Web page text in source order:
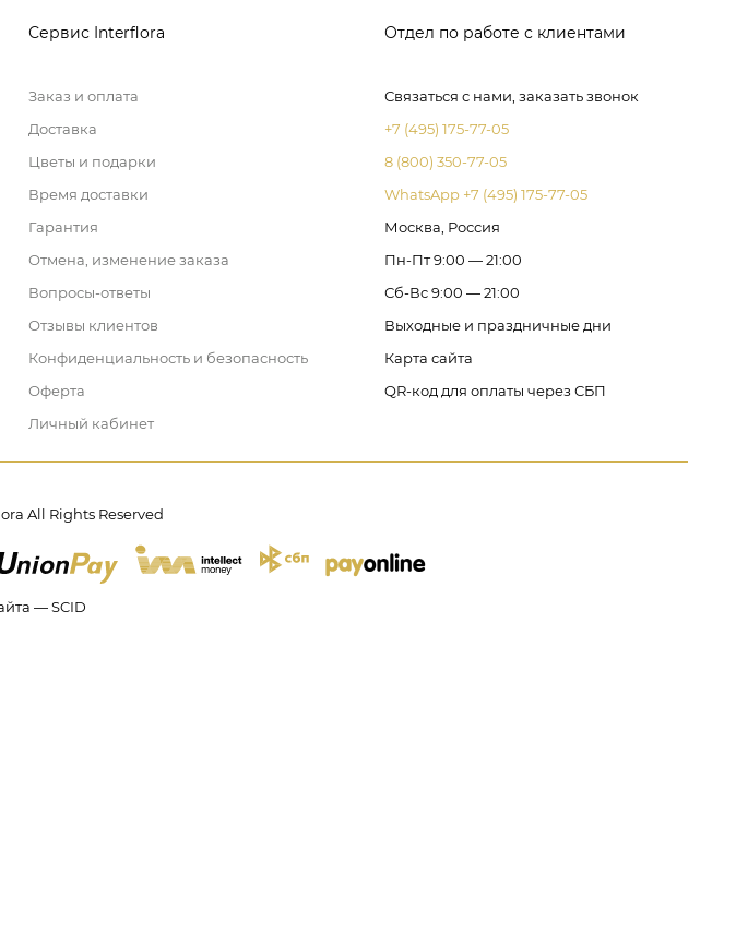
Сервис Interflora
Заказ и оплата
Доставка
Цветы и подарки
Время доставки
Гарантия
Отмена, изменение заказа
Вопросы-ответы
Отзывы клиентов
Конфиденциальность и безопасность
Оферта
Личный кабинет
Отдел по работе с клиентами
Связаться с нами, заказать звонок
+7 (495) 175-77-05
8 (800) 350-77-05
WhatsApp +7 (495) 175-77-05
Москва, Россия
Пн-Пт 9:00 — 21:00
Сб-Вс 9:00 — 21:00
Выходные и праздничные дни
Карта сайта
QR-код для оплаты через СБП
All Rights Reserved
— SCID